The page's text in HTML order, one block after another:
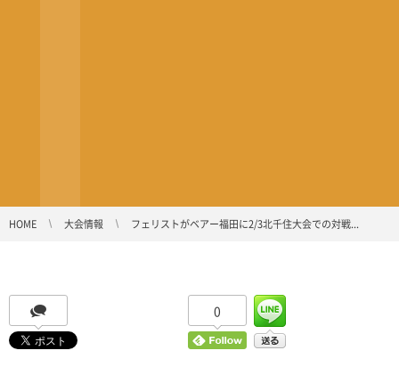
HOME 大会情報 フェリストがベアー福田に2/3北千住大会での対戦...
0